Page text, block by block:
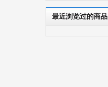
最近浏览过的商品